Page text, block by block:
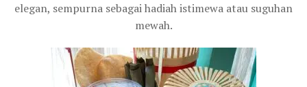
elegan, sempurna sebagai hadiah istimewa atau suguhan
mewah.